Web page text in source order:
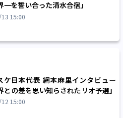
を誓い合った清水合宿」
15:00
ケ日本代表 網本麻里インタビュー
の差を思い知らされたリオ予選」
15:00